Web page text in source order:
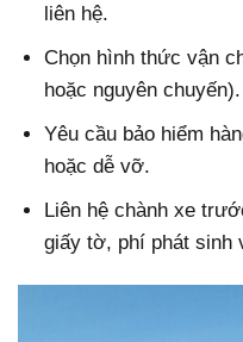
liên hệ.
Chọn hình thức vận
hoặc nguyên chuyến).
Yêu cầu bảo hiểm
hoặc dễ vỡ.
Liên hệ chành xe
giấy tờ, phí phát sinh